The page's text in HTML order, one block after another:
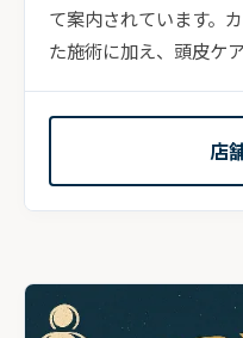
て案内されています。
た施術に加え、頭皮ケ
店